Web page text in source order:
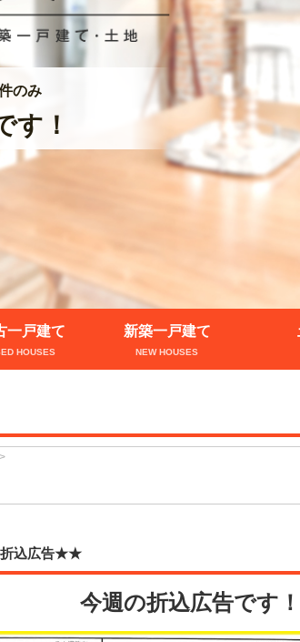
のみ
す！
一戸建て
HOUSES
新築一戸建て
NEW HOUSES
>
込広告★★
今週の折込広告です